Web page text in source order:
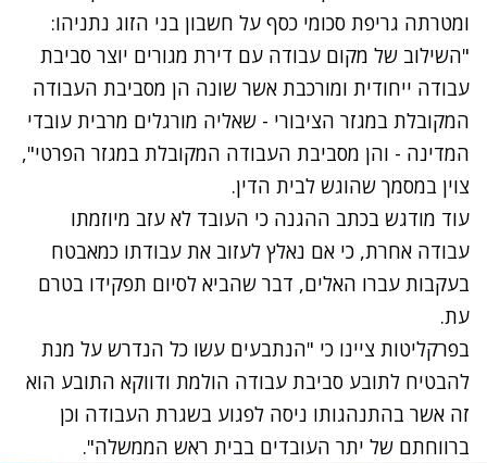
ומטרתה גריפת סכומי כסף על חשבון בני הזוג נתניהו:
"השילוב של מקום עבודה עם דירת מגורים יוצר סביבת
עבודה ייחודית ומורכבת אשר שונה הן מסביבת העבודה
המקובלת במגזר הציבורי - שאליה מורגלים מרבית עובדי
המדינה - והן מסביבת העבודה המקובלת במגזר הפרטי",
צוין במסמך שהוגש לבית הדין.
עוד מודגש בכתב ההגנה כי העובד לא עזב מיוזמתו
עבודה אחרת, כי אם נאלץ לעזוב את עבודתו כמאבטח
בעקבות עברו האלים, דבר שהביא לסיום תפקידו בטרם
עת.
בפרקליטות ציינו כי "הנתבעים עשו כל הנדרש על מנת
להבטיח לתובע סביבת עבודה הולמת ודווקא התובע הוא
זה אשר בהתנהגותו ניסה לפגוע בשגרת העבודה וכן
ברווחתם של יתר העובדים בבית ראש הממשלה".